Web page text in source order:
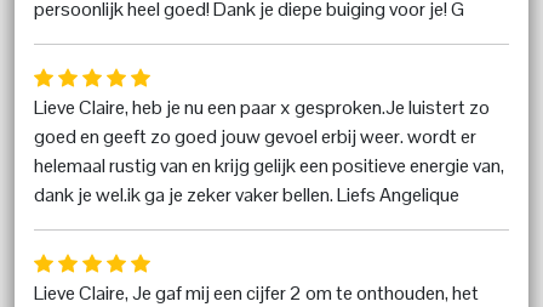
persoonlijk heel goed! Dank je diepe buiging voor je! G
Lieve Claire, heb je nu een paar x gesproken.Je luistert zo
goed en geeft zo goed jouw gevoel erbij weer. wordt er
helemaal rustig van en krijg gelijk een positieve energie van,
dank je wel.ik ga je zeker vaker bellen. Liefs Angelique
Lieve Claire, Je gaf mij een cijfer 2 om te onthouden, het